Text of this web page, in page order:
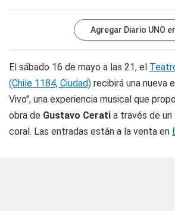
Agregar Diario UNO
El sábado 16 de mayo a las 21, el
(Chile 1184, Ciudad) recibirá una nueva
Vivo", una experiencia musical que
obra de Gustavo Cerati a través de
coral. Las entradas están a la venta en